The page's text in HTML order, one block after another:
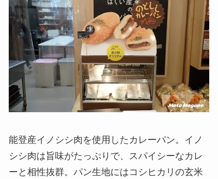
能登産イノシシ肉を使用したカレーパン。イノ
シシ肉は旨味がたっぷりで、スパイシーなカレ
ーと相性抜群。パン生地にはコシヒカリの玄米